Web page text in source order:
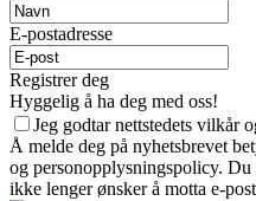
E-postadresse
Registrer deg
Hyggelig å ha deg med oss!
Jeg godtar nettstedets vilkår
Å melde deg på nyhetsbrevet
og personopplysningspolicy.
ikke lenger ønsker å motta e-